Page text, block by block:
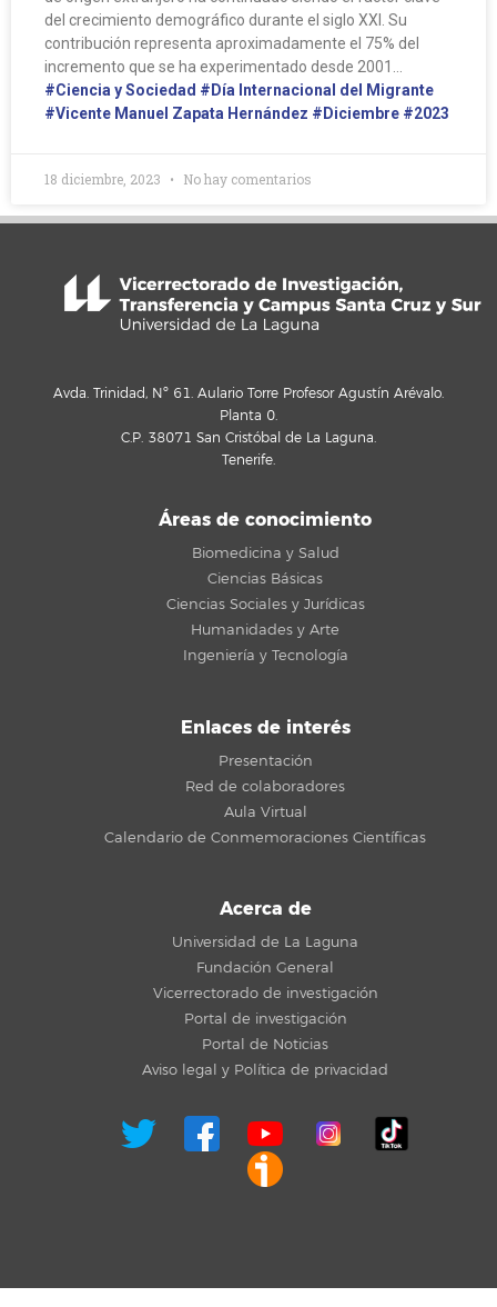
del crecimiento demográfico durante el siglo XXI. Su
contribución representa aproximadamente el 75% del
incremento que se ha experimentado desde 2001…
#Ciencia y Sociedad #Día Internacional del Migrante
#Vicente Manuel Zapata Hernández #Diciembre #2023
18 diciembre, 2023 No hay comentarios
Avda. Trinidad, Nº 61. Aulario Torre Profesor Agustín Arévalo.
Planta 0.
C.P. 38071 San Cristóbal de La Laguna.
Tenerife.
Áreas de conocimiento
Biomedicina y Salud
Ciencias Básicas
Ciencias Sociales y Jurídicas
Humanidades y Arte
Ingeniería y Tecnología
Enlaces de interés
Presentación
Red de colaboradores
Aula Virtual
Calendario de Conmemoraciones Científicas
Acerca de
Universidad de La Laguna
Fundación General
Vicerrectorado de investigación
Portal de investigación
Portal de Noticias
Aviso legal y Política de privacidad